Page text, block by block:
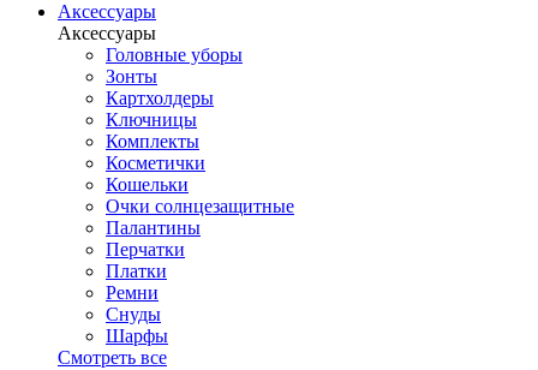
Аксессуары
Аксессуары
Головные уборы
Зонты
Картхолдеры
Ключницы
Комплекты
Косметички
Кошельки
Очки солнцезащитные
Палантины
Перчатки
Платки
Ремни
Снуды
Шарфы
Смотреть все